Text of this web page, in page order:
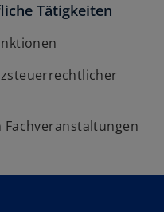
Tätigkeiten